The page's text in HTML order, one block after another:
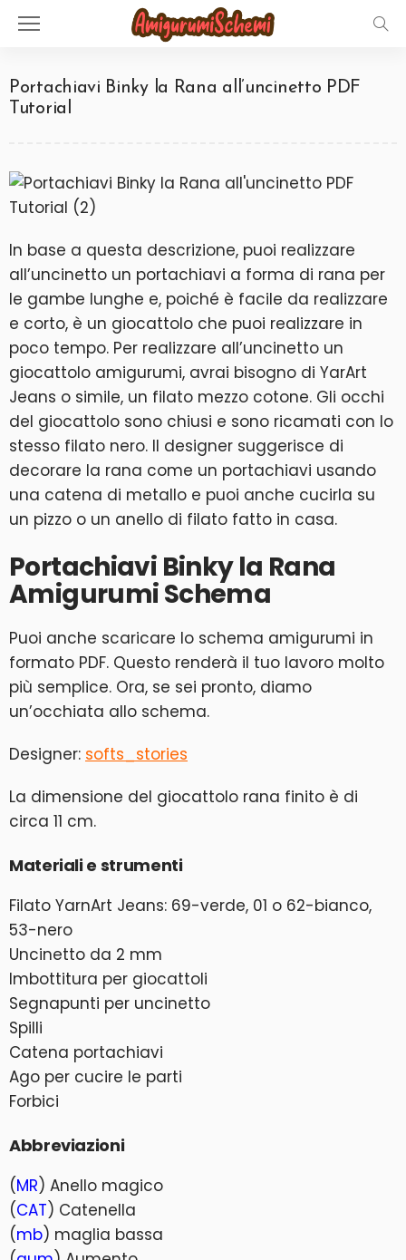
Portachiavi Binky la Rana all’uncinetto PDF
Tutorial
In base a questa descrizione, puoi realizzare
all’uncinetto un portachiavi a forma di rana per
le gambe lunghe e, poiché è facile da realizzare
e corto, è un giocattolo che puoi realizzare in
poco tempo. Per realizzare all’uncinetto un
giocattolo amigurumi, avrai bisogno di YarArt
Jeans o simile, un filato mezzo cotone. Gli occhi
del giocattolo sono chiusi e sono ricamati con lo
stesso filato nero. Il designer suggerisce di
decorare la rana come un portachiavi usando
una catena di metallo e puoi anche cucirla su
un pizzo o un anello di filato fatto in casa.
Portachiavi Binky la Rana
Amigurumi Schema
Puoi anche scaricare lo schema amigurumi in
formato PDF. Questo renderà il tuo lavoro molto
più semplice. Ora, se sei pronto, diamo
un’occhiata allo schema.
Designer: softs_stories
La dimensione del giocattolo rana finito è di
circa 11 cm.
Materiali e strumenti
Filato YarnArt Jeans: 69-verde, 01 o 62-bianco,
53-nero
Uncinetto da 2 mm
Imbottitura per giocattoli
Segnapunti per uncinetto
Spilli
Catena portachiavi
Ago per cucire le parti
Forbici
Abbreviazioni
(MR) Anello magico
(CAT) Catenella
(mb) maglia bassa